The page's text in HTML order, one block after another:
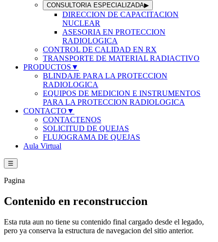
CONSULTORIA ESPECIALIZADA▶
DIRECCION DE CAPACITACION
NUCLEAR
ASESORIA EN PROTECCION
RADIOLOGICA
CONTROL DE CALIDAD EN RX
TRANSPORTE DE MATERIAL RADIACTIVO
PRODUCTOS ▼
BLINDAJE PARA LA PROTECCION
RADIOLOGICA
EQUIPOS DE MEDICION E INSTRUMENTOS
PARA LA PROTECCION RADIOLOGICA
CONTACTO ▼
CONTACTENOS
SOLICITUD DE QUEJAS
FLUJOGRAMA DE QUEJAS
Aula Virtual
☰
Pagina
Contenido en reconstruccion
Esta ruta aun no tiene su contenido final cargado desde el legado,
pero ya conserva la estructura de navegacion del sitio anterior.